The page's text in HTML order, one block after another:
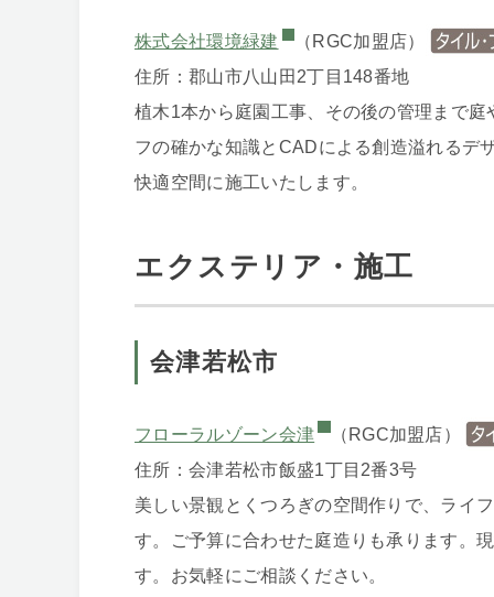
株式会社環境緑建
（RGC加盟店）
住所：郡山市八山田2丁目148番地
植木1本から庭園工事、その後の管理まで
フの確かな知識とCADによる創造溢れるデ
快適空間に施工いたします。
エクステリア・施工
会津若松市
フローラルゾーン会津
（RGC加盟店）
住所：会津若松市飯盛1丁目2番3号
美しい景観とくつろぎの空間作りで、ライ
す。ご予算に合わせた庭造りも承ります。
す。お気軽にご相談ください。